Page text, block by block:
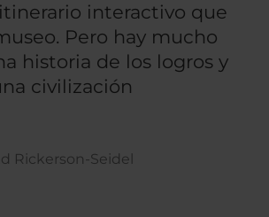
interactivo que
Pero hay mucho
historia de los logros y
civilización
Rickerson-Seidel